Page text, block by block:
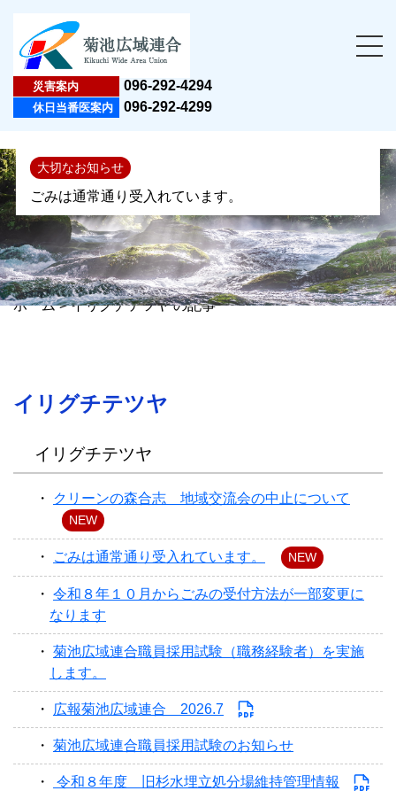
災害案内 096-292-4294
休日当番医案内 096-292-4299
大切なお知らせ
ごみは通常通り受入れています。
ホーム>イリグチテツヤ の記事
イリグチテツヤ
イリグチテツヤ
クリーンの森合志 地域交流会の中止について
NEW
ごみは通常通り受入れています。 NEW
令和８年１０月からごみの受付方法が一部変更に
なります
菊池広域連合職員採用試験（職務経験者）を実施
します。
広報菊池広域連合 2026.7
菊池広域連合職員採用試験のお知らせ
令和８年度 旧杉水埋立処分場維持管理情報